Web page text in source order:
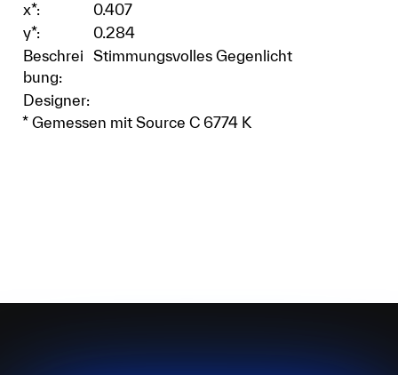
x*:
0.407
y*:
0.284
Beschrei
bung:
Stimmungsvolles Gegenlicht
Designer:
* Gemessen mit Source C 6774 K